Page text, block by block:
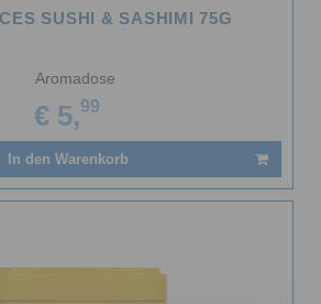
SUSHI & SASHIMI 75G
Aromadose
€ 5,99
In den Warenkorb